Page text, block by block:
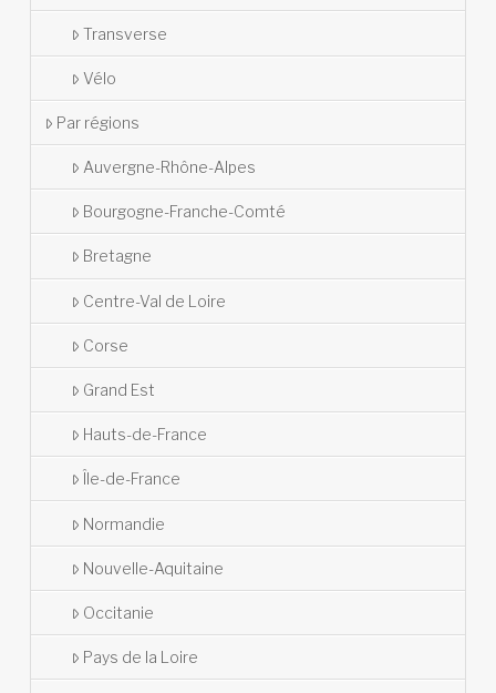
Transverse
Vélo
Par régions
Auvergne-Rhône-Alpes
Bourgogne-Franche-Comté
Bretagne
Centre-Val de Loire
Corse
Grand Est
Hauts-de-France
Île-de-France
Normandie
Nouvelle-Aquitaine
Occitanie
Pays de la Loire